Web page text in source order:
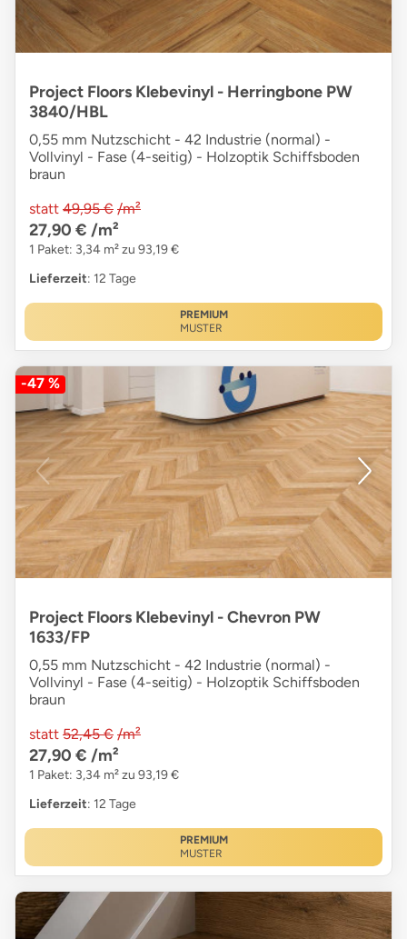
Project Floors Klebevinyl - Herringbone PW
3840/HBL
0,55 mm Nutzschicht - 42 Industrie (normal) -
Vollvinyl - Fase (4-seitig) - Holzoptik Schiffsboden
braun
statt 49,95 € /m²
27,90 € /m²
1 Paket: 3,34 m² zu 93,19 €
Lieferzeit: 12 Tage
PREMIUM
MUSTER
-47 %
Project Floors Klebevinyl - Chevron PW
1633/FP
0,55 mm Nutzschicht - 42 Industrie (normal) -
Vollvinyl - Fase (4-seitig) - Holzoptik Schiffsboden
braun
statt 52,45 € /m²
27,90 € /m²
1 Paket: 3,34 m² zu 93,19 €
Lieferzeit: 12 Tage
PREMIUM
MUSTER